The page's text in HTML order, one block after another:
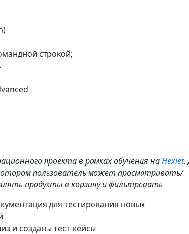
строкой;
проекта в рамках обучения наHexlet.
пользователь может просматривать/
продукты в корзину и фильтровать
для тестирования новых
и созданы тест-кейсы